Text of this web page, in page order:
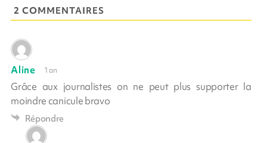
2 COMMENTAIRES
Aline 1 an
Grâce aux journalistes on ne peut plus supporter la
moindre canicule bravo
Répondre